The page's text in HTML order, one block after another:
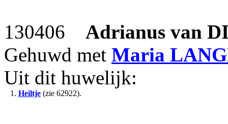
130406 Adrianus van
Gehuwd met Maria
Uit dit huwelijk:
1. Heiltje (zie 62922).